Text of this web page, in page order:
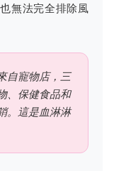
無法完全排除風
自寵物店，三
、保健食品和
。這是血淋淋